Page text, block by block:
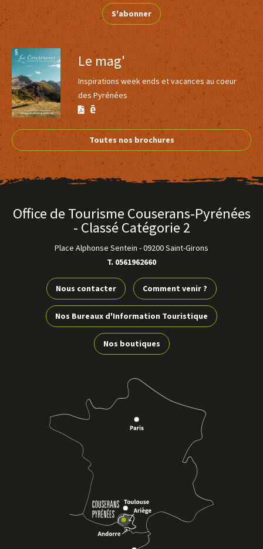
S'abonner
Le mag'
Inspirations week ends et vacances au coeur
des Pyrénées
Version
PDF
Version
Calaméo
Toutes nos brochures
Office de Tourisme Couserans-Pyrénées
- Classé Catégorie 2
Place Alphonse Sentein -09200 Saint-Girons
T. 0561962660
Nous contacter Comment venir ?
Nos Bureaux d'Information Touristique
Nos boutiques